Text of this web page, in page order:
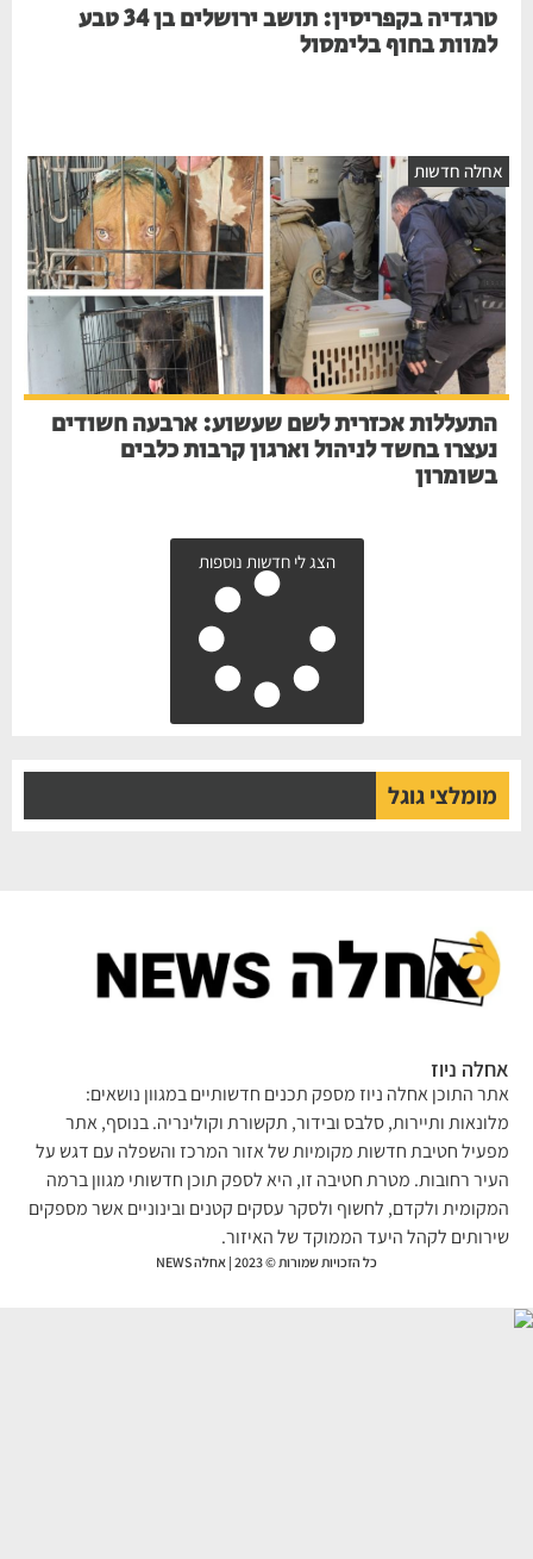
טרגדיה בקפריסין: תושב ירושלים בן 34 טבע
למוות בחוף בלימסול
חדשות
התעללות אכזרית לשם שעשוע: ארבעה חשודים
נעצרו בחשד לניהול וארגון קרבות כלבים
בשומרון
הצג לי חדשות נוספות
מומלצי גוגל
ניוז
התוכן אחלה ניוז מספק תכנים חדשותיים במגוון נושאים:
ותיירות, סלבס ובידור, תקשורת וקולינריה. בנוסף, אתר
חטיבת חדשות מקומיות של אזור המרכז והשפלה עם דגש על
רחובות. מטרת חטיבה זו, היא לספק תוכן חדשותי מגוון ברמה
ולקדם, לחשוף ולסקר עסקים קטנים ובינוניים אשר מספקים
לקהל היעד הממוקד של האיזור.
כל הזכויות שמורות © 2023 | אחלה NEWS